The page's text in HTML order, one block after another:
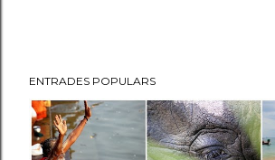
ENTRADES POPULARS